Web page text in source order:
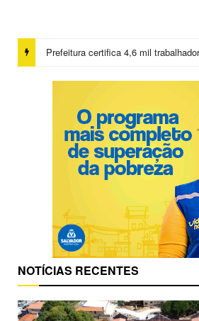
NOTÍCIAS RECENTES